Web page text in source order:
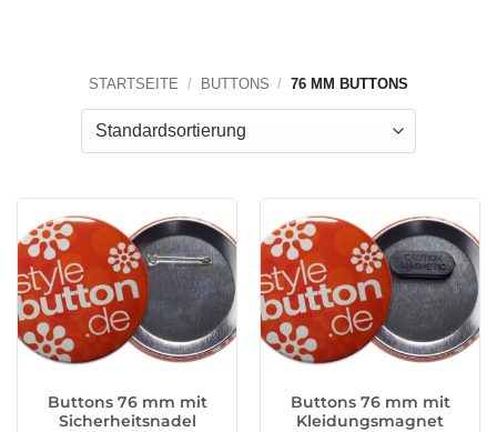
STARTSEITE / BUTTONS / 76 MM BUTTONS
Buttons 76 mm mit
Sicherheitsnadel
Buttons 76 mm mit
Kleidungsmagnet